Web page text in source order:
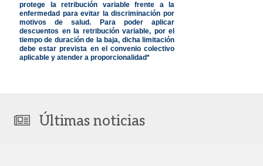
protege la retribución variable frente a la
enfermedad para evitar la discriminación por
motivos de salud. Para poder aplicar
descuentos en la retribución variable, por el
tiempo de duración de la baja, dicha limitación
debe estar prevista en el convenio colectivo
aplicable y atender a proporcionalidad*
Últimas noticias